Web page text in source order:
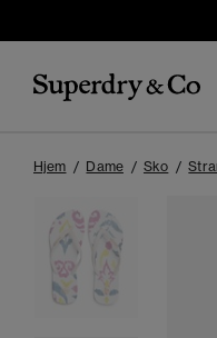
Hjem Dame Sko